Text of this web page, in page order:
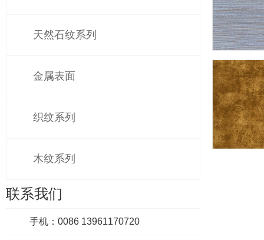
天然石纹系列
金属表面
织纹系列
木纹系列
联系我们
手机：0086 13961170720
color